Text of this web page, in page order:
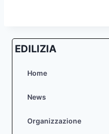
EDILIZIA
Home
News
Organizzazione